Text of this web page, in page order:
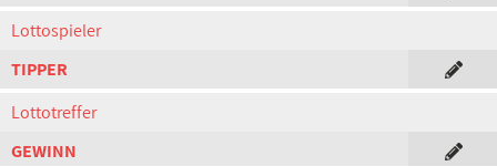
Lottospieler
TIPPER
Lottotreffer
GEWINN